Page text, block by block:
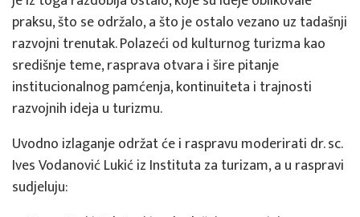
praksu, što se održalo, a što je ostalo vezano uz tadašnji
razvojni trenutak. Polazeći od kulturnog turizma kao
središnje teme, rasprava otvara i šire pitanje
institucionalnog pamćenja, kontinuiteta i trajnosti
razvojnih ideja u turizmu.
Uvodno izlaganje održat će i raspravu moderirati dr. sc.
Ives Vodanović Lukić iz Instituta za turizam, a u raspravi
sudjeluju: